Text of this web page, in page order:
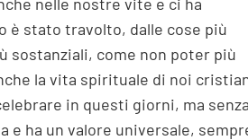
è stato travolto, dalle cose più
sostanziali, come non poter più
la vita spirituale di noi
in questi giorni, ma
e ha un valore universale,